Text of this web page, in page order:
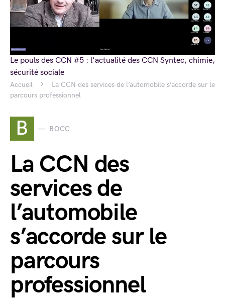
Accueil
La CCN des services de l’automobile s’accorde sur le
parcours professionnel
B BOCC
La CCN des
services de
l’automobile
s’accorde sur le
parcours
professionnel
Le pouls des CCN #5 : l'actualité des CCN Syntec, chimie,
sécurité sociale